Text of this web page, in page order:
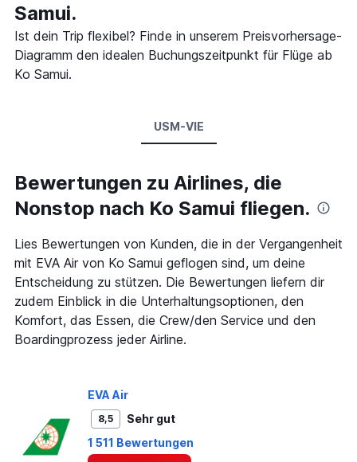
Samui.
Ist dein Trip flexibel? Finde in unserem Preisvorhersage-
Diagramm den idealen Buchungszeitpunkt für Flüge ab
Ko Samui.
USM-VIE
Bewertungen zu Airlines, die
Nonstop nach Ko Samui fliegen.
Lies Bewertungen von Kunden, die in der Vergangenheit
mit EVA Air von Ko Samui geflogen sind, um deine
Entscheidung zu stützen. Die Bewertungen liefern dir
zudem Einblick in die Unterhaltungsoptionen, den
Komfort, das Essen, die Crew/den Service und den
Boardingprozess jeder Airline.
EVA Air
8,5
Sehr gut
1 511 Bewertungen